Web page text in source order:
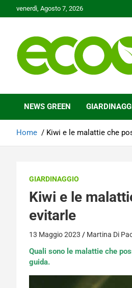
to
venerdì, Agosto 7, 2026
Ecoo.it
NEWS GREEN
Home Kiwi e le malattie che
GIARDINAGGIO
Kiwi e le
evitarle
13 Maggio 2023 Martina Di
Quali sono le malattie che
guida.